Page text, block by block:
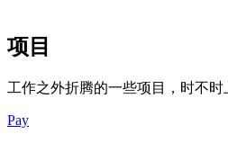
项目
工作之外折腾的一些项目，时不时
Pay